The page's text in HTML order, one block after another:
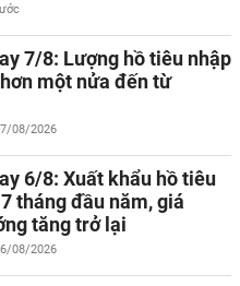
7/8: Lượng hồ tiêu nhập
một nửa đến từ
08/2026
6/8: Xuất khẩu hồ tiêu
tháng đầu năm, giá
tăng trở lại
08/2026